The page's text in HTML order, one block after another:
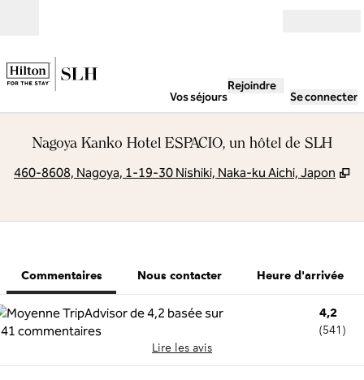
Vos séjours
Rejoindre
Se connecter
Nagoya Kanko Hotel ESPACIO, un hôtel de SLH
460-8608, Nagoya, 1-19-30 Nishiki, Naka-ku Aichi, Japon ,
Commentaires Nous contacter Heure d'arrivée
4,2
(541 )
Lire les avis